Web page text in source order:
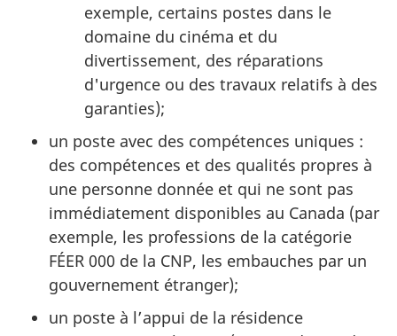
exemple, certains postes dans le
domaine du cinéma et du
divertissement, des réparations
d'urgence ou des travaux relatifs à des
garanties);
un poste avec des compétences uniques :
des compétences et des qualités propres à
une personne donnée et qui ne sont pas
immédiatement disponibles au Canada (par
exemple, les professions de la catégorie
FÉER 000 de la CNP, les embauches par un
gouvernement étranger);
un poste à l’appui de la résidence